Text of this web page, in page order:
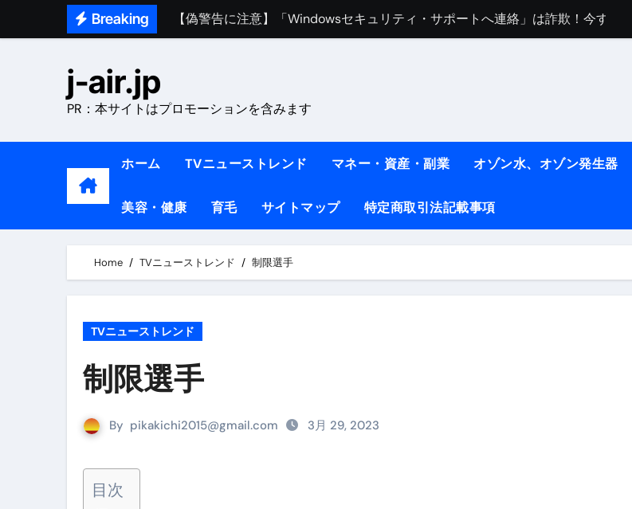
Breaking
【偽警告に注意】「Windowsセキュリティ・サポートへ連絡」は詐欺！今すぐ閉
1万回再生!!【更年期ダイエット】朝に食べるだけで痩せ体質になるタンパク質
【医者が教える】本当に痩せる薬はコレ！ #医療ダイエット
中町綾が2週間で3.5kg痩せた方法 #shots
【医者が解説】食べたら痩せる食べ物7選 #ダイエット
【ダイエット迷子必見】38歳人生最後のダイエット、食事はこれからやりまし
【1日ダイエットルーティン】運動なしで2ヶ月で10kg減量した、私の痩せる9つ
『葬送のフリーレン』の学び｜時間・記憶・名言・人生哲学から読み解く生き方
リサイクル業者の無料回収・無料査定は危険？情報収集との関係と見分け方を解
山梨県震度6弱と富士山噴火の関係｜最新観測データと前兆現象を徹底解説【
j-air.jp
PR：本サイトはプロモーションを含みます
ホーム TVニューストレンド マネー・資産・副業 オゾン水、オゾン発生器
美容・健康 育毛 サイトマップ 特定商取引法記載事項
Home TVニューストレンド 制限選手
TVニューストレンド
制限選手
By pikakichi2015@gmail.com 3月 29, 2023
目次